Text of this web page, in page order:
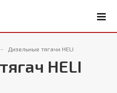
Дизельные тягачи HELI
HELI